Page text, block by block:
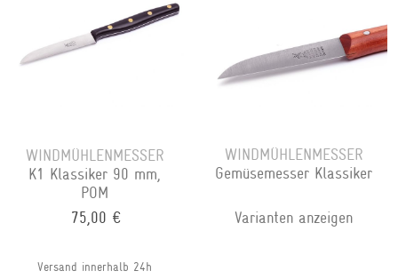
WINDMÜHLENMESSER
K1 Klassiker 90 mm,
POM
75,00 €
Versand innerhalb 24h
WINDMÜHLENMESSER
Gemüsemesser Klassiker
Varianten anzeigen